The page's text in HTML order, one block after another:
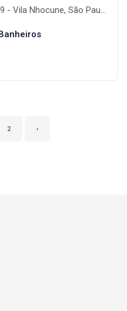
Nhocune, São Paulo-SP
2 ›